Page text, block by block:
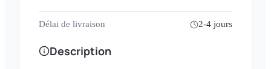
Délai de livraison 2-4 jours
Description